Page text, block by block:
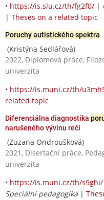
• https://is.slu.cz/th/fg2f0/ |
| Theses on a related topic
Poruchy autistického spektra
(Kristýna Sedlářová)
2022, Diplomová práce,
univerzita
• https://is.muni.cz/th/
related topic
Diferenciálna diagnostika
narušeného vývinu reči
(Zuzana Ondroušková)
2021, Disertační práce,
univerzita
• https://is.muni.cz/th/s9ghi/
Speciální pedagogika |